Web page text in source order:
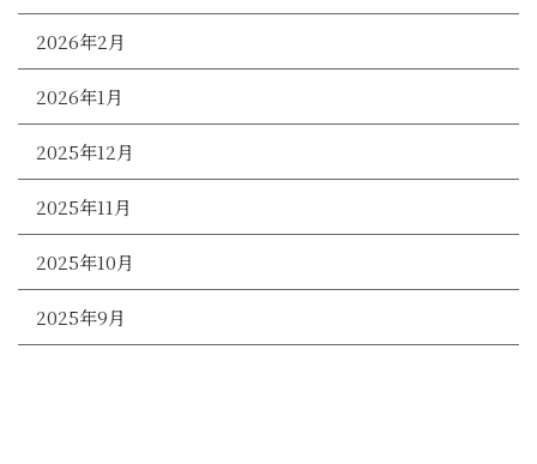
2026年2月
2026年1月
2025年12月
2025年11月
2025年10月
2025年9月